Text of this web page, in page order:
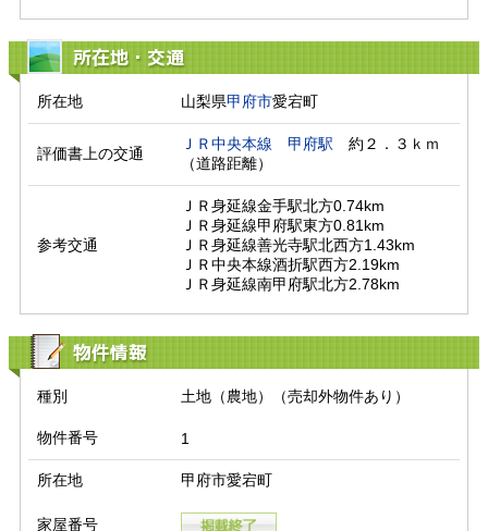
所在地・交通
所在地 山梨県甲府市愛宕町
評価書上の交通
ＪＲ中央本線 甲府駅 約２．３ｋｍ
（道路距離）
参考交通
ＪＲ身延線金手駅北方0.74km
ＪＲ身延線甲府駅東方0.81km
ＪＲ身延線善光寺駅北西方1.43km
ＪＲ中央本線酒折駅西方2.19km
ＪＲ身延線南甲府駅北方2.78km
物件情報
種別 土地（農地）（売却外物件あり）
物件番号 1
所在地 甲府市愛宕町
家屋番号